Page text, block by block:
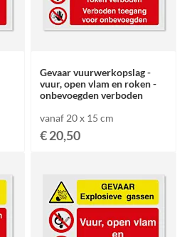
Gevaar vuurwerkopslag -
vuur, open vlam en roken -
onbevoegden verboden
vanaf 20 x 15 cm
€ 20,50